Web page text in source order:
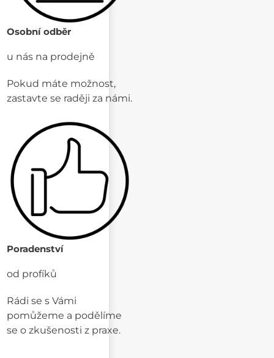
Osobní odběr
u nás na prodejně
Pokud máte možnost,
zastavte se raději za námi.
Poradenství
od profíků
Rádi se s Vámi
pomůžeme a podělíme
se o zkušenosti z praxe.